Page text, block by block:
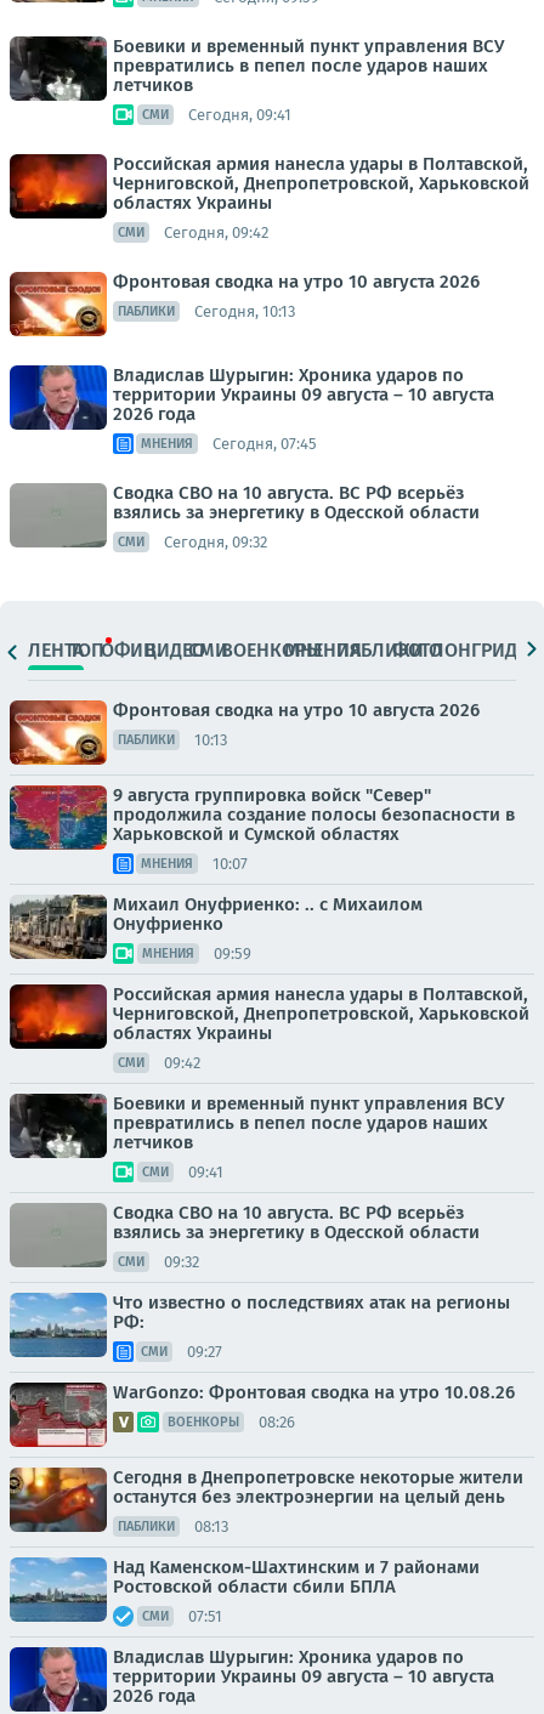
Боевики и временный пункт управления ВСУ
превратились в пепел после ударов наших
летчиков
СМИ Сегодня, 09:41
Российская армия нанесла удары в Полтавской,
Черниговской, Днепропетровской, Харьковской
областях Украины
СМИ Сегодня, 09:42
Фронтовая сводка на утро 10 августа 2026
ПАБЛИКИ Сегодня, 10:13
Владислав Шурыгин: Хроника ударов по
территории Украины 09 августа – 10 августа
2026 года
МНЕНИЯ Сегодня, 07:45
Сводка СВО на 10 августа. ВС РФ всерьёз
взялись за энергетику в Одесской области
СМИ Сегодня, 09:32
ЛЕНТАТОПОФИЦ.ВИДЕОСМИВОЕНКОРЫМНЕНИЯПАБЛИКИ
ФОТОЛОНГРИДЫ
Фронтовая сводка на утро 10 августа 2026
ПАБЛИКИ 10:13
9 августа группировка войск "Север"
продолжила создание полосы безопасности в
Харьковской и Сумской областях
МНЕНИЯ 10:07
Михаил Онуфриенко: .. с Михаилом
Онуфриенко
МНЕНИЯ 09:59
Российская армия нанесла удары в Полтавской,
Черниговской, Днепропетровской, Харьковской
областях Украины
СМИ 09:42
Боевики и временный пункт управления ВСУ
превратились в пепел после ударов наших
летчиков
СМИ 09:41
Сводка СВО на 10 августа. ВС РФ всерьёз
взялись за энергетику в Одесской области
СМИ 09:32
Что известно о последствиях атак на регионы
РФ:
СМИ 09:27
WarGonzo: Фронтовая сводка на утро 10.08.26
ВОЕНКОРЫ 08:26
Сегодня в Днепропетровске некоторые жители
останутся без электроэнергии на целый день
ПАБЛИКИ 08:13
Над Каменском-Шахтинским и 7 районами
Ростовской области сбили БПЛА
СМИ 07:51
Владислав Шурыгин: Хроника ударов по
территории Украины 09 августа – 10 августа
2026 года